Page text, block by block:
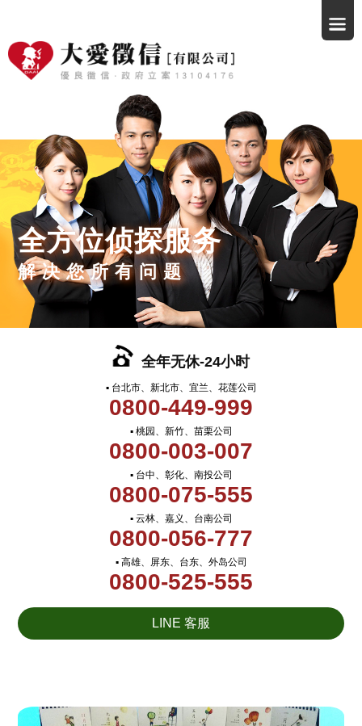
全方位侦探服务
解决您所有问题
全年无休-24小时
▪ 台北市、新北市、宜兰、花莲公司
0800-449-999
▪ 桃园、新竹、苗栗公司
0800-003-007
▪ 台中、彰化、南投公司
0800-075-555
▪ 云林、嘉义、台南公司
0800-056-777
▪ 高雄、屏东、台东、外岛公司
0800-525-555
LINE 客服